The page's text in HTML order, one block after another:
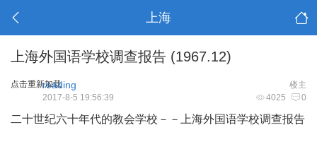
上海
上海外国语学校调查报告 (1967.12)
点击重新加载 楼主
reading
4025 0
2017-8-5 19:56:39
二十世纪六十年代的教会学校－－上海外国语学校调查报告